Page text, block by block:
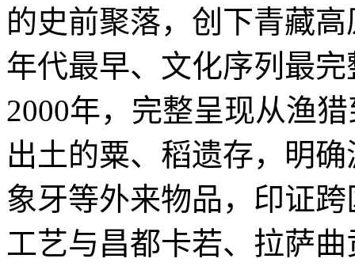
的史前聚落，创下青藏
年代最早、文化序列最
2000年，完整呈现从渔
出土的粟、稻遗存，明
象牙等外来物品，印证
工艺与昌都卡若、拉萨